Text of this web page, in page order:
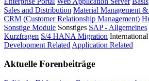
Sales and Distribution Material Management
CRM (Customer Relationship Management)
Sonstige Module Sonstiges SAP - Allgemeines
Kurzfragen S/4 HANA Migration
Development RelatedApplication Related
Aktuelle Forenbeiträge